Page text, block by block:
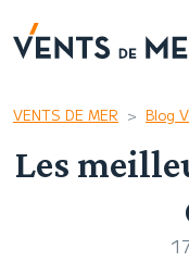
VENTS DE MER Blog
Les